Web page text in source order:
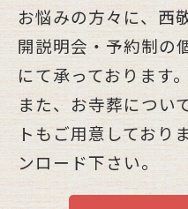
お悩みの方々に、西
開説明会・予約制の
にて承っております
また、お寺葬につい
トもご用意しており
ンロード下さい。